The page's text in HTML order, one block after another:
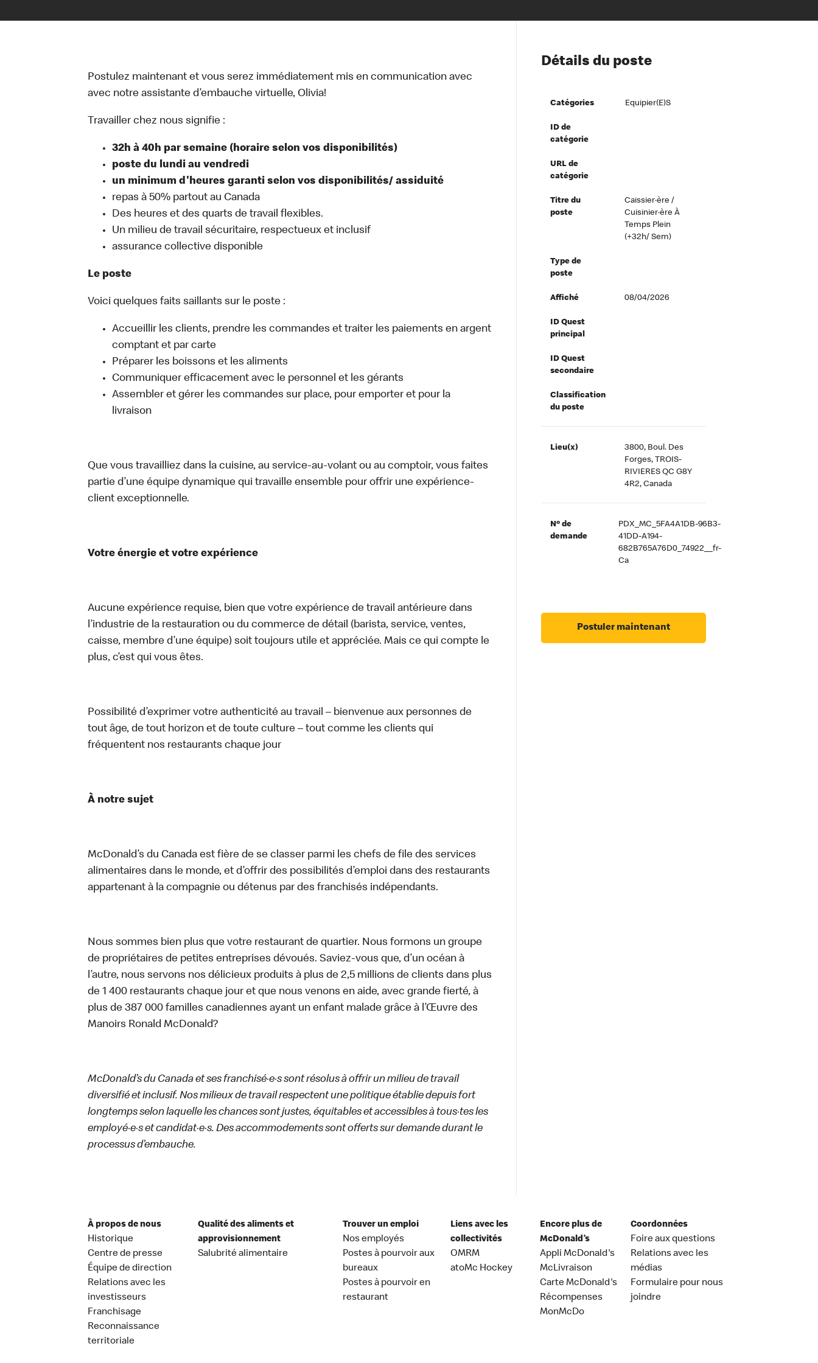
Notre vision à l’égard de nos employés
Nos principes directeurs
Diversité, équité et inclusion
Santé et sécurité au travail
Accommodements
Postulez maintenant et vous serez immédiatement mis en communication avec
avec notre assistante d’embauche virtuelle, Olivia!
Travailler chez nous signifie :
32h à 40h par semaine (horaire selon vos disponibilités)
poste du lundi au vendredi
un minimum d'heures garanti selon vos disponibilités/ assiduité
repas à 50% partout au Canada
Des heures et des quarts de travail flexibles.
Un milieu de travail sécuritaire, respectueux et inclusif
assurance collective disponible
Le poste
Voici quelques faits saillants sur le poste :
Accueillir les clients, prendre les commandes et traiter les paiements en argent
comptant et par carte
Préparer les boissons et les aliments
Communiquer efficacement avec le personnel et les gérants
Assembler et gérer les commandes sur place, pour emporter et pour la
livraison
Que vous travailliez dans la cuisine, au service-au-volant ou au comptoir, vous faites
partie d’une équipe dynamique qui travaille ensemble pour offrir une expérience-
client exceptionnelle.
Votre énergie et votre expérience
Aucune expérience requise, bien que votre expérience de travail antérieure dans
l’industrie de la restauration ou du commerce de détail (barista, service, ventes,
caisse, membre d’une équipe) soit toujours utile et appréciée. Mais ce qui compte le
plus, c’est qui vous êtes.
Possibilité d’exprimer votre authenticité au travail – bienvenue aux personnes de
tout âge, de tout horizon et de toute culture – tout comme les clients qui
fréquentent nos restaurants chaque jour
À notre sujet
McDonald’s du Canada est fière de se classer parmi les chefs de file des services
alimentaires dans le monde, et d’offrir des possibilités d’emploi dans des restaurants
appartenant à la compagnie ou détenus par des franchisés indépendants.
Nous sommes bien plus que votre restaurant de quartier. Nous formons un groupe
de propriétaires de petites entreprises dévoués. Saviez-vous que, d’un océan à
l’autre, nous servons nos délicieux produits à plus de 2,5 millions de clients dans plus
de 1 400 restaurants chaque jour et que nous venons en aide, avec grande fierté, à
plus de 387 000 familles canadiennes ayant un enfant malade grâce à l’Œuvre des
Manoirs Ronald McDonald?
McDonald’s du Canada et ses franchisé·e·s sont résolus à offrir un milieu de travail
diversifié et inclusif. Nos milieux de travail respectent une politique établie depuis fort
longtemps selon laquelle les chances sont justes, équitables et accessibles à tous·tes les
employé·e·s et candidat·e·s. Des accommodements sont offerts sur demande durant le
processus d’embauche.
Détails du poste
Catégories Equipier(e)s
ID de
catégorie
URL de
catégorie
Titre du
poste
Caissier·ère /
Cuisinier·ère À
Temps Plein
(+32h/ Sem)
Type de
poste
Affiché 08/04/2026
ID Quest
principal
ID Quest
secondaire
Classification
du poste
Lieu(x)
3800, Boul. Des
Forges, TROIS-
RIVIERES QC G8Y
4R2, Canada
Nº de
demande
PDX_MC_5FA4A1DB-96B3-
41DD-A194-
682B765A76D0_74922__fr-
Ca
Postuler maintenant
À propos de nous
Historique
Centre de presse
Équipe de direction
Relations avec les
investisseurs
Franchisage
Reconnaissance
territoriale
Qualité des aliments et
approvisionnement
Salubrité alimentaire
Trouver un emploi
Nos employés
Postes à pourvoir aux
bureaux
Postes à pourvoir en
restaurant
Liens avec les
collectivités
OMRM
atoMc Hockey
Encore plus de
McDonald’s
Appli McDonald's
McLivraison
Carte McDonald's
Récompenses
MonMcDo
Coordonnées
Foire aux questions
Relations avec les
médias
Formulaire pour nous
joindre